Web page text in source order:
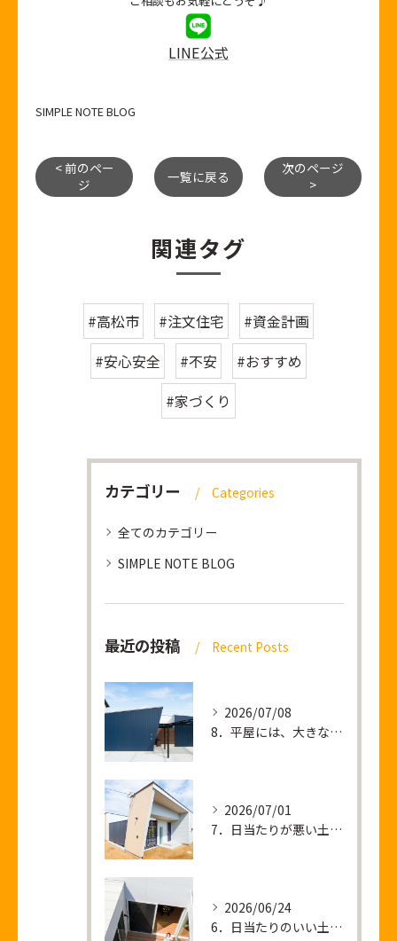
LINE公式
SIMPLE NOTE BLOG
< 前のペー
ジ
一覧に戻る
次のページ
>
関連タグ
#高松市 #注文住宅
#資金計画
#安心安全
#不安
#おすすめ
#家づくり
カテゴリー Categories
全てのカテゴリー
SIMPLE NOTE BLOG
最近の投稿 Recent Posts
2026/07/08
8．平屋には、大きな土地が必要なのか？
2026/07/01
7．日当たりが悪い土地 ＝ 暗い家が建つ？
2026/06/24
6．日当たりのいい土地を買って後悔すること